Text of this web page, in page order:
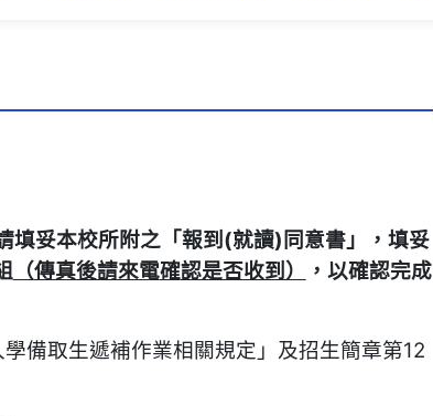
填妥本校所附之「報到(就讀) 同意書」，填妥
（傳真後請來電確認是否收到） ，以確認完成
備取生遞補作業相關規定」及招生簡章第12